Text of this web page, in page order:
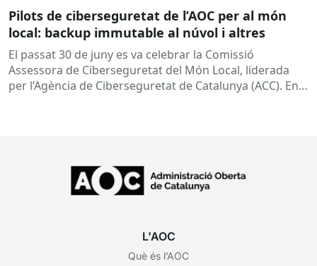
Pilots de ciberseguretat de l’AOC per al món
local: backup immutable al núvol i altres
El passat 30 de juny es va celebrar la Comissió
Assessora de Ciberseguretat del Món Local, liderada
per l’Agència de Ciberseguretat de Catalunya (ACC). En
L'AOC
Què és l’AOC